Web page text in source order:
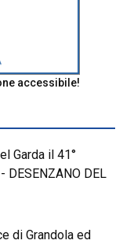
accessibile!
Garda il 41°
DESENZANO DEL
di Grandola ed